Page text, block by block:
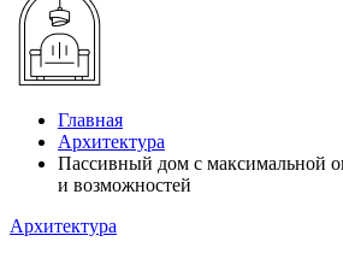
Главная
Архитектура
Пассивный дом с максимальной
и возможностей
Архитектура